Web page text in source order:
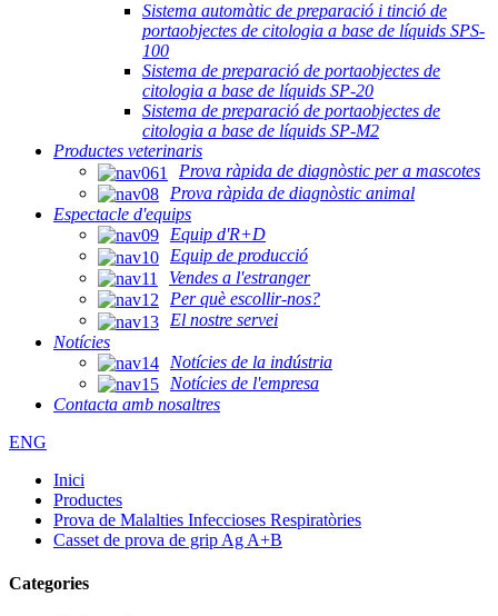
Sistema automàtic de preparació i tinció de
portaobjectes de citologia a base de líquids SPS-
100
Sistema de preparació de portaobjectes de
citologia a base de líquids SP-20
Sistema de preparació de portaobjectes de
citologia a base de líquids SP-M2
Productes veterinaris
Prova ràpida de diagnòstic per a mascotes
Prova ràpida de diagnòstic animal
Espectacle d'equips
Equip d'R+D
Equip de producció
Vendes a l'estranger
Per què escollir-nos?
El nostre servei
Notícies
Notícies de la indústria
Notícies de l'empresa
Contacta amb nosaltres
ENG
Inici
Productes
Prova de Malalties Infeccioses Respiratòries
Casset de prova de grip Ag A+B
Categories